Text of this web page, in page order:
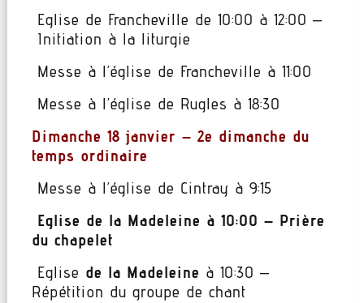
Eglise de Francheville de 10:00 à 12:00 –
Initiation à la liturgie
Messe à l’église de Francheville à 11:00
Messe à l’église de Rugles à 18:30
Dimanche 18 janvier – 2e dimanche du
temps ordinaire
Messe à l’église de Cintray à 9:15
Eglise de la Madeleine à 10:00 – Prière
du chapelet
Eglise de la Madeleine à 10:30 –
Répétition du groupe de chant